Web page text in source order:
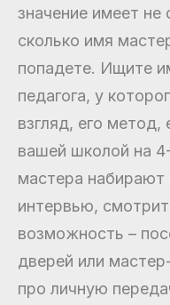
значение имеет не
сколько имя
попадете. Ищите
педагога, у
взгляд, его метод,
вашей школой на
мастера набирают
интервью,
возможность –
дверей или
про личную